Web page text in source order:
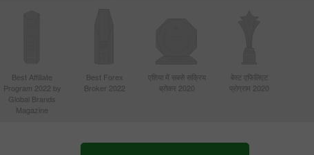
Best Affiliate
Program 2022 by
Global Brands
Magazine
Best Forex
Broker 2022
एशिया में सबसे सक्रिय
ब्रोकर 2020
बेस्ट एफिलिएट
प्रोग्राम 2020